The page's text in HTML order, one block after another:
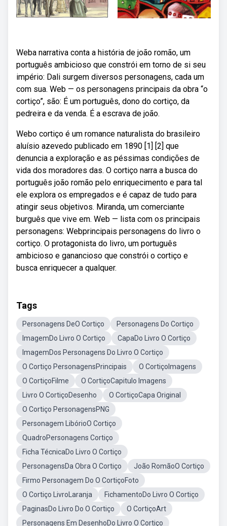
Weba narrativa conta a história de joão romão, um
português ambicioso que constrói em torno de si seu
império: Dali surgem diversos personagens, cada um
com sua. Web — os personagens principais da obra “o
cortiço”, são: É um português, dono do cortiço, da
pedreira e da venda. É a escrava de joão.
Webo cortiço é um romance naturalista do brasileiro
aluísio azevedo publicado em 1890 [1] [2] que
denuncia a exploração e as péssimas condições de
vida dos moradores das. O cortiço narra a busca do
português joão romão pelo enriquecimento e para tal
ele explora os empregados e é capaz de tudo para
atingir seus objetivos. Miranda, um comerciante
burguês que vive em. Web — lista com os principais
personagens: Webprincipais personagens do livro o
cortiço. O protagonista do livro, um português
ambicioso e ganancioso que constrói o cortiço e
busca enriquecer a qualquer.
Tags
Personagens DeO Cortiço
Personagens Do Cortiço
ImagemDo Livro O Cortiço
CapaDo Livro O Cortiço
ImagemDos Personagens Do Livro O Cortiço
O Cortiço PersonagensPrincipais
O CortiçoImagens
O CortiçoFilme
O CortiçoCapitulo Imagens
Livro O CortiçoDesenho
O CortiçoCapa Original
O Cortiço PersonagensPNG
Personagem LibórioO Cortiço
QuadroPersonagens Cortiço
Ficha TécnicaDo Livro O Cortiço
PersonagensDa Obra O Cortiço
João RomãoO Cortiço
Firmo Personagem Do O CortiçoFoto
O Cortiço LivroLaranja
FichamentoDo Livro O Cortiço
PaginasDo Livro Do O Cortiço
O CortiçoArt
Personagens Em DesenhoDo Livro O Cortiço